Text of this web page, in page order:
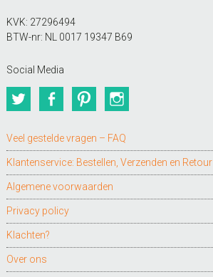
KVK: 27296494
BTW-nr: NL 0017 19347 B69
Social Media
TwitterFacebookPinterest
Veel gestelde vragen – FAQ
Klantenservice: Bestellen, Verzenden en Retour
Algemene voorwaarden
Privacy policy
Klachten?
Over ons